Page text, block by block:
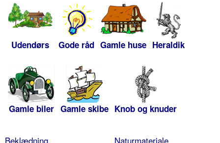
Udendørs Gode råd Gamle huse Heraldik
Gamle biler Gamle skibe Knob og knuder
Beklædning Naturmateriale